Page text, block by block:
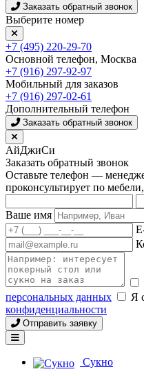
Заказать обратный звонок
Выберите номер
+7 (495) 220-29-70
Основной телефон, Москва
+7 (916) 297-92-97
Мобильный для заказов
+7 (916) 297-02-61
Дополнительный телефон
Заказать обратный звонок
АйДжиСи
Заказать обратный звонок
Оставьте телефон —
проконсультирует по
Ваше имя
персональных данных
Я
конфиденциальности
Отправить заявку
Сукно